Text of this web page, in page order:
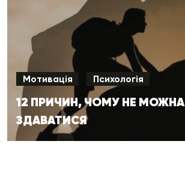
Мотивація Психологія
12 ПРИЧИН, ЧОМУ НЕ МОЖНА
ЗДАВАТИСЯ